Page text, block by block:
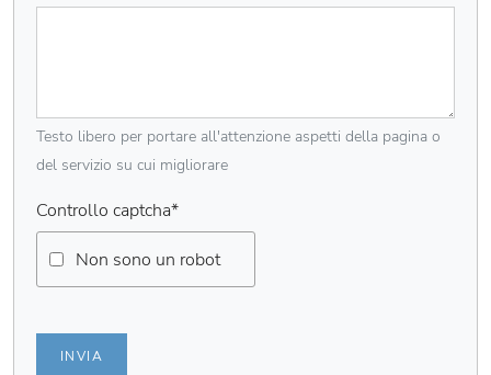
Testo libero per portare all'attenzione aspetti della pagina o
del servizio su cui migliorare
Controllo captcha*
Non sono un robot
INVIA